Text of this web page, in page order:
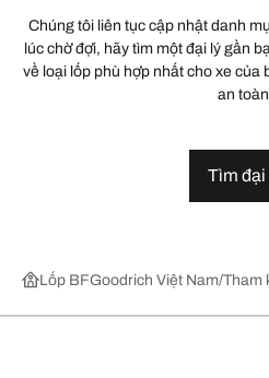
Chúng tôi liên tục cập nhật danh
lúc chờ đợi, hãy tìm một đại lý gần
về loại lốp phù hợp nhất cho xe của
an
Tìm đại
Lốp BFGoodrich Việt Nam Tham